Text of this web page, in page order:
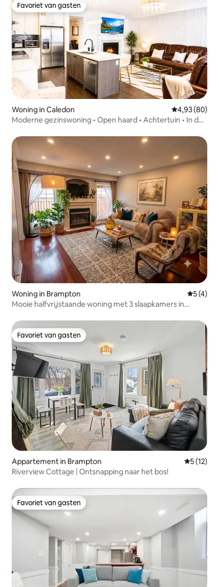
Favoriet van gasten
Favoriet van gasten
Woning in Caledon Gemiddelde
4,93 (80)
Moderne gezinswoning • Open haard • Achtertuin • In de
Woning in Brampton
5 (4)
Mooie halfvrijstaande woning met 3 slaapkamers in
Favoriet van gasten
Favoriet van gasten
Appartement in Brampton
5 (12)
Riverview Cottage | Ontsnapping naar het bos!
Favoriet van gasten
Favoriet van gasten